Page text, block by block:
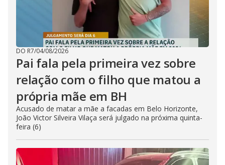
DO R7/04/08/2026
Pai fala pela primeira vez sobre
relação com o filho que matou a
própria mãe em BH
Acusado de matar a mãe a facadas em Belo Horizonte,
João Victor Silveira Vilaça será julgado na próxima quinta-
feira (6)